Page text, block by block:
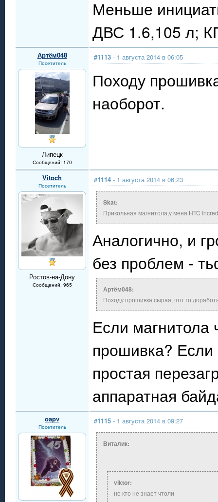
Меньше
ДВС 1.6,105 л;
Артём048
Посетитель
Липецк
Сообщений: 170
#1113 - 1 августа 2014 в 06:05
Походу
наоборот.
Vitoch
Посетитель
Ростов-на-Дону
Сообщений: 965
#1114 - 1 августа 2014 в 06:23
Skat:
Прикольная магнитола,у меня HTC
Аналогично, и
без проблем -
Артём048:
Походу прошивка сырая, что то
Если магнитола
прошивка?
простая
аппаратная
oapv
Посетитель
#1115 - 1 августа 2014 в 09:27
Виталик:
viktor:
не кто не знает чтоли